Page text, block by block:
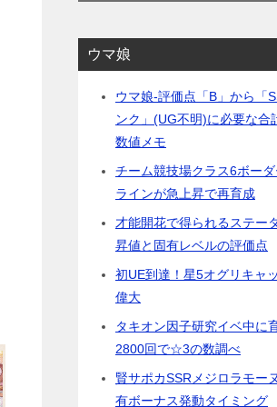
ウマ娘
ウマ娘-評価点「B」から「
ンク」(UG不明)に必要な合
数値メモ
チーム競技場クラス6ボー
ラインが急上昇で再育成
才能開花で得られるステー
昇値と固有レベルの評価点
初UE到達！星5オグリキャ
偉大
タキオン因子研究イベ中に
2800回で☆3の数調べ
賢サポカSSRメジロラモー
有ボーナス発動タイミング